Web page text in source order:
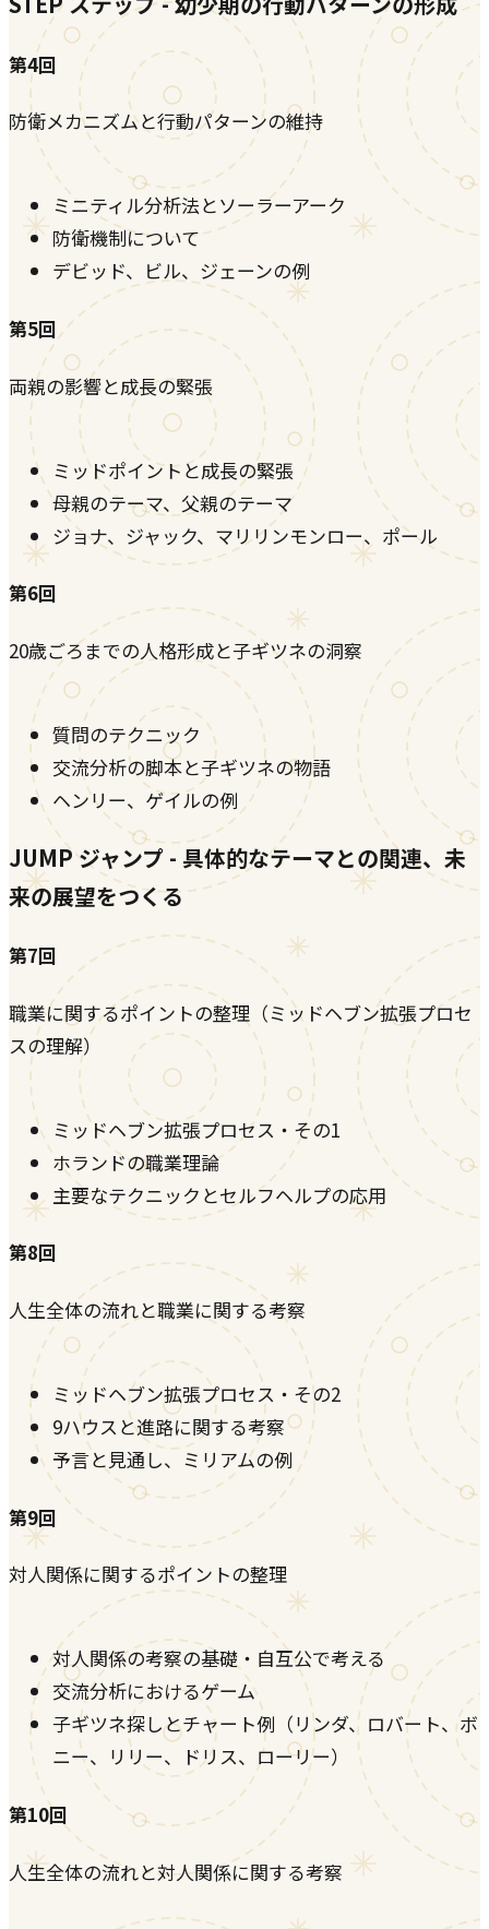
第4回
防衛メカニズムと行動パターンの維持
ミニティル分析法とソーラーアーク
防衛機制について
デビッド、ビル、ジェーンの例
第5回
両親の影響と成長の緊張
ミッドポイントと成長の緊張
母親のテーマ、父親のテーマ
ジョナ、ジャック、マリリンモンロー、ポール
第6回
20歳ごろまでの人格形成と子ギツネの洞察
質問のテクニック
交流分析の脚本と子ギツネの物語
ヘンリー、ゲイルの例
JUMP ジャンプ - 具体的なテーマとの関連、未
来の展望をつくる
第7回
職業に関するポイントの整理（ミッドヘブン拡張プロセ
スの理解）
ミッドヘブン拡張プロセス・その1
ホランドの職業理論
主要なテクニックとセルフヘルプの応用
第8回
人生全体の流れと職業に関する考察
ミッドヘブン拡張プロセス・その2
9ハウスと進路に関する考察
予言と見通し、ミリアムの例
第9回
対人関係に関するポイントの整理
対人関係の考察の基礎・自互公で考える
交流分析におけるゲーム
子ギツネ探しとチャート例（リンダ、ロバート、ボ
ニー、リリー、ドリス、ローリー）
第10回
人生全体の流れと対人関係に関する考察